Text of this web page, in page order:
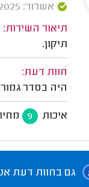
אשרור: 25/09/2025
תיאור השירות:
תיקון.
חוות דעת:
היה בסדר
איכות 9
גם בחוות דעת